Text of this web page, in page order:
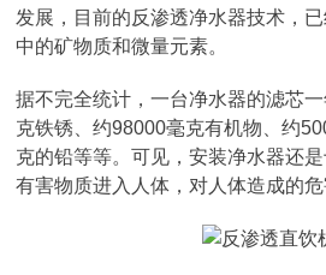
发展，目前的反渗透净水器技术，
中的矿物质和微量元素。
据不完全统计，一台净水器的滤芯
克铁锈、约98000毫克有机物、约
克的铅等等。可见，安装净水器还
有害物质进入人体，对人体造成的危